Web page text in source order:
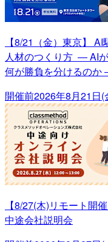
【8/21（金）東京】
人材のつくり方 ― AIが
何が勝負を分けるの
開催前2026年8月21日(
【8/27(木)リモート開
中途会社説明会